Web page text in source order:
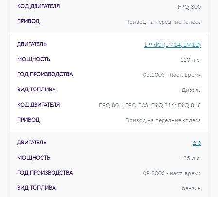
КОД ДВИГАТЕЛЯ F9Q 800
ПРИВОД Привод на передние колеса
ДВИГАТЕЛЬ 1.9 dCi (LM14, LM1D)
МОЩНОСТЬ 110 л.с.
ГОД ПРОИЗВОДСТВА 05.2005 - наст. время
ВИД ТОПЛИВА Дизель
КОД ДВИГАТЕЛЯ F9Q 804; F9Q 803; F9Q 816; F9Q 818
ПРИВОД Привод на передние колеса
ДВИГАТЕЛЬ 2.0
МОЩНОСТЬ 135 л.с.
ГОД ПРОИЗВОДСТВА 09.2003 - наст. время
ВИД ТОПЛИВА бензин